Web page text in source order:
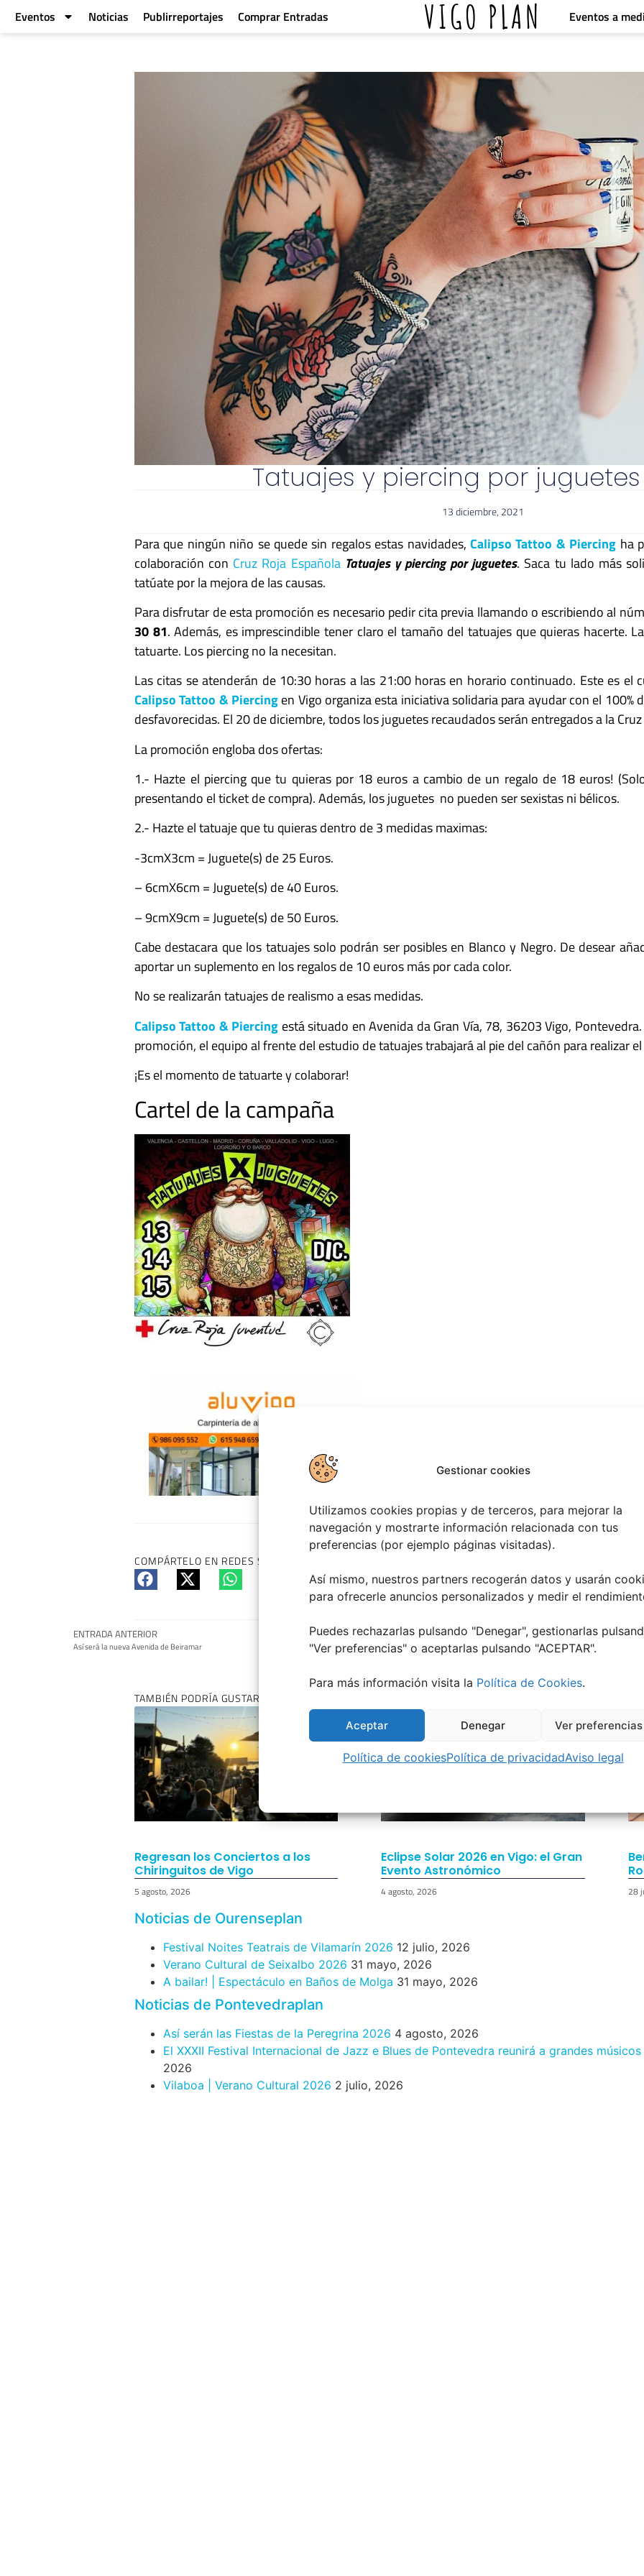
Gestionar cookies
Utilizamos cookies propias y de terceros, para mejorar la
navegación y mostrarte información relacionada con tus
preferencias (por ejemplo páginas visitadas).
Así mismo, nuestros partners recogerán datos y usarán
para ofrecerle anuncios personalizados y medir el
Puedes rechazarlas pulsando "Denegar", gestionarlas
"Ver preferencias" o aceptarlas pulsando "ACEPTAR".
Para más información visita la Política de Cookies.
Aceptar Denegar Ver preferencias
Política de cookiesPolítica de privacidadAviso legal
Eventos Noticias Publirreportajes Comprar Entradas VIGO PLAN Eventos a
Tatuajes y piercing por
13 diciembre, 2021
Para que ningún niño se quede sin regalos estas navidades, Calipso Tattoo & Piercing ha
colaboración con Cruz Roja Española Tatuajes y piercing por juguetes. Saca tu lado más
tatúate por la mejora de las causas.
Para disfrutar de esta promoción es necesario pedir cita previa llamando o escribiendo al
30 81. Además, es imprescindible tener claro el tamaño del tatuajes que quieras hacerte.
tatuarte. Los piercing no la necesitan.
Las citas se atenderán de 10:30 horas a las 21:00 horas en horario continuado. Este es el
Calipso Tattoo & Piercingen Vigo organiza esta iniciativa solidaria para ayudar con el 100%
desfavorecidas. El 20 de diciembre, todos los juguetes recaudados serán entregados a la
La promoción engloba dos ofertas:
1.- Hazte el piercing que tu quieras por 18 euros a cambio de un regalo de 18 euros!
presentando el ticket de compra). Además, los juguetes no pueden ser sexistas ni bélicos.
2.- Hazte el tatuaje que tu quieras dentro de 3 medidas maximas:
-3cmX3cm = Juguete(s) de 25 Euros.
– 6cmX6cm = Juguete(s) de 40 Euros.
– 9cmX9cm = Juguete(s) de 50 Euros.
Cabe destacara que los tatuajes solo podrán ser posibles en Blanco y Negro. De desear
aportar un suplemento en los regalos de 10 euros más por cada color.
No se realizarán tatuajes de realismo a esas medidas.
Calipso Tattoo & Piercing está situado en Avenida da Gran Vía, 78, 36203 Vigo,
promoción, el equipo al frente del estudio de tatuajes trabajará al pie del cañón para realizar
¡Es el momento de tatuarte y colaborar!
Cartel de la campaña
COMPÁRTELO EN REDES SI TE HA GUSTADO:
ENTRADA ANTERIOR
Así será la nueva Avenida de Beiramar
TAMBIÉN PODRÍA GUSTARTE:
Regresan los Conciertos a los
Chiringuitos de Vigo
5 agosto, 2026
Eclipse Solar 2026 en Vigo: el Gran
Evento Astronómico
4 agosto, 2026 28
Noticias de Ourenseplan
Festival Noites Teatrais de Vilamarín 2026 12 julio, 2026
Verano Cultural de Seixalbo 2026 31 mayo, 2026
A bailar! | Espectáculo en Baños de Molga 31 mayo, 2026
Noticias de Pontevedraplan
Así serán las Fiestas de la Peregrina 2026 4 agosto, 2026
El XXXII Festival Internacional de Jazz e Blues de Pontevedra reunirá a grandes
2026
Vilaboa | Verano Cultural 2026 2 julio, 2026